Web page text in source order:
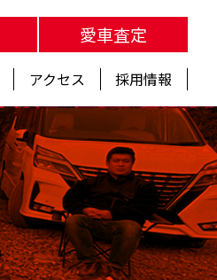
愛車査定
アクセス 採用情報